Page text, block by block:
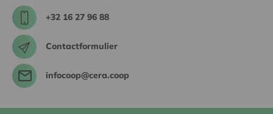
+32 16 27 96 88
Contactformulier
infocoop@cera.coop